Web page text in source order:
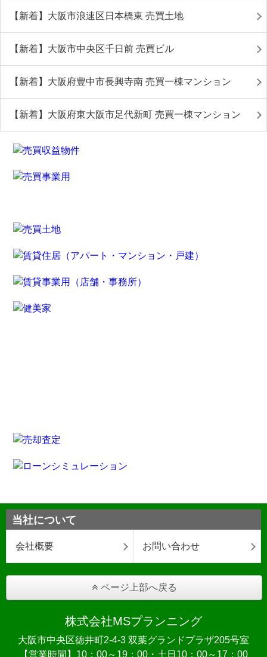
【新着】大阪市浪速区日本橋東 売買土地
【新着】大阪市中央区千日前 売買ビル
【新着】大阪府豊中市長興寺南 売買一棟マンション
【新着】大阪府東大阪市足代新町 売買一棟マンション
当社について
会社概要 お問い合わせ
ページ上部へ戻る
株式会社MSプランニング
大阪市中央区徳井町2-4-3 双葉グランドプラザ205号室
【営業時間】10：00～19：00・土日10：00～17：00